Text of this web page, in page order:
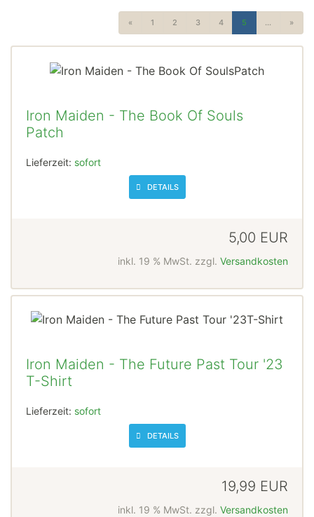
« 1 2 3 4 5 ... »
Iron Maiden - The Book Of Souls
Patch
Lieferzeit: sofort
DETAILS
5,00 EUR
inkl. 19 % MwSt. zzgl. Versandkosten
Iron Maiden - The Future Past Tour '23
T-Shirt
Lieferzeit: sofort
DETAILS
19,99 EUR
inkl. 19 % MwSt. zzgl. Versandkosten